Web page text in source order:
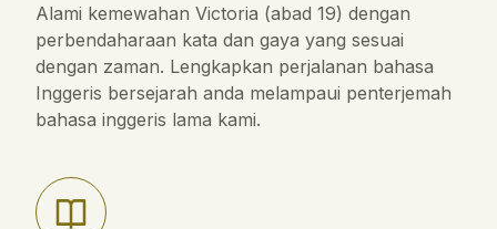
Alami kemewahan Victoria (abad 19) dengan
perbendaharaan kata dan gaya yang sesuai
dengan zaman. Lengkapkan perjalanan bahasa
Inggeris bersejarah anda melampaui penterjemah
bahasa inggeris lama kami.